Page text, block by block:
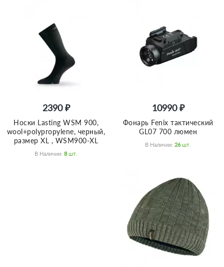
2390 ₽
Носки Lasting WSM 900,
wool+polypropylene, черный,
размер XL , WSM900-XL
В Наличии: 8 Шт.
10990 ₽
Фонарь Fenix тактический
GL07 700 люмен
В Наличии: 26 Шт.